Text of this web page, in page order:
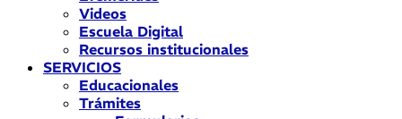
Videos
Escuela Digital
Recursos institucionales
SERVICIOS
Educacionales
Trámites